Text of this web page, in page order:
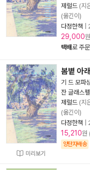
제럴드 (지
(옮긴이)
다정한책
29,000
택배로 주
미리보기
봄볕 아
기 드 모파
잔 글래스펠
제럴드 (지
(옮긴이)
다정한책
15,210원
양탄자배송